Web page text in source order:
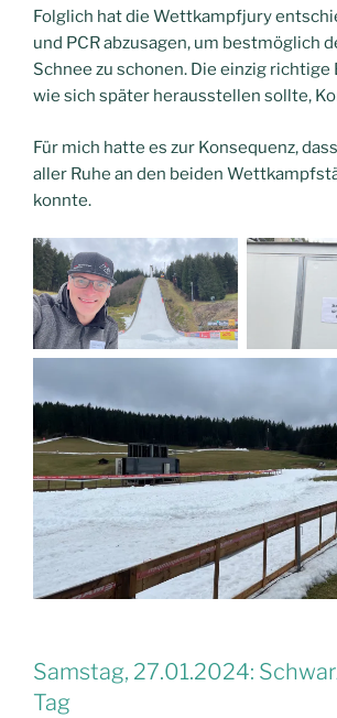
Folglich hat die Wettkampfjury
und PCR abzusagen, um bestmöglich
Schnee zu schonen. Die einzig richtige
wie sich später herausstellen sollte,
Für mich hatte es zur Konsequenz,
aller Ruhe an den beiden
konnte.
Samstag, 27.01.2024:
Tag